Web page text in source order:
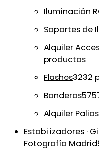
Iluminación
Soportes de
Alquiler
productos
Flashes3232
Banderas57
Alquiler
Estabilizadores ·
Fotografía Madrid